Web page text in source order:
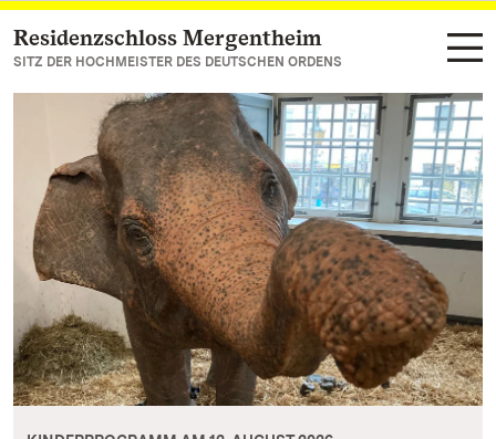
Zum Hauptinhalt springen
Residenzschloss Mergentheim
SITZ DER HOCHMEISTER DES DEUTSCHEN ORDENS